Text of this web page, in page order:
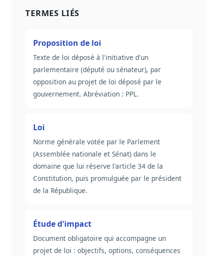
TERMES LIÉS
Proposition de loi
Texte de loi déposé à l'initiative d'un
parlementaire (député ou sénateur), par
opposition au projet de loi déposé par le
gouvernement. Abréviation : PPL.
Loi
Norme générale votée par le Parlement
(Assemblée nationale et Sénat) dans le
domaine que lui réserve l'article 34 de la
Constitution, puis promulguée par le président
de la République.
Étude d'impact
Document obligatoire qui accompagne un
projet de loi : objectifs, options, conséquences